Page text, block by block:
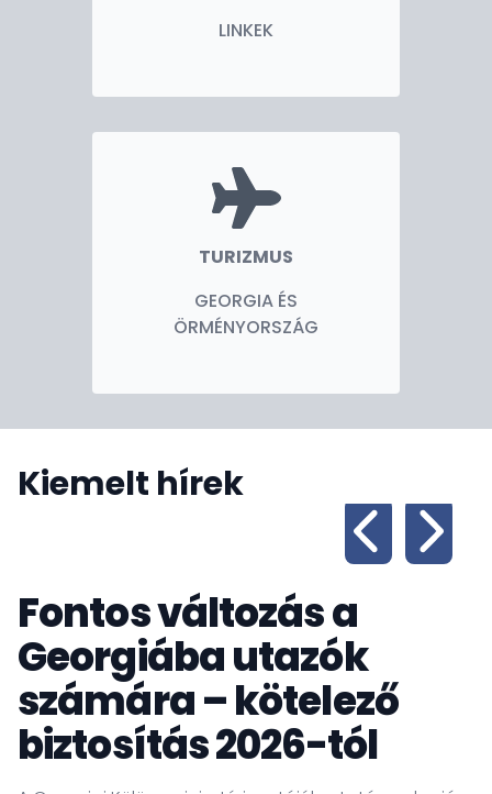
LINKEK
TURIZMUS
GEORGIA ÉS
ÖRMÉNYORSZÁG
Kiemelt hírek
Fontos változás a
Georgiába utazók
számára – kötelező
biztosítás 2026-tól